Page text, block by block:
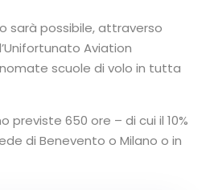
sarà possibile, attraverso
Aviation
scuole di volo in tutta
previste 650 ore – di cui il 10%
di Benevento o Milano o in